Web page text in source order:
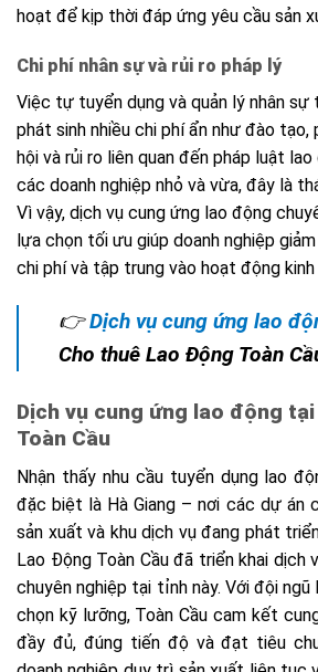
hoạt để kịp thời đáp ứng yêu cầu sản
Chi phí nhân sự và rủi ro pháp lý
Việc tự tuyển dụng và quản lý nhân sự
phát sinh nhiều chi phí ẩn như đào tạo,
hội và rủi ro liên quan đến pháp luật
các doanh nghiệp nhỏ và vừa, đây là
Vì vậy, dịch vụ cung ứng lao động
lựa chọn tối ưu giúp doanh nghiệp
chi phí và tập trung vào hoạt động
👉 Dịch vụ cung ứng lao
Cho thuê Lao Động Toàn
Dịch vụ cung ứng lao động tại
Toàn Cầu
Nhận thấy nhu cầu tuyển dụng lao
đặc biệt là Hà Giang – nơi các dự án
sản xuất và khu dịch vụ đang phát
Lao Động Toàn Cầu đã triển khai dịch
chuyên nghiệp tại tỉnh này. Với đội
chọn kỹ lưỡng, Toàn Cầu cam kết
đầy đủ, đúng tiến độ và đạt tiêu